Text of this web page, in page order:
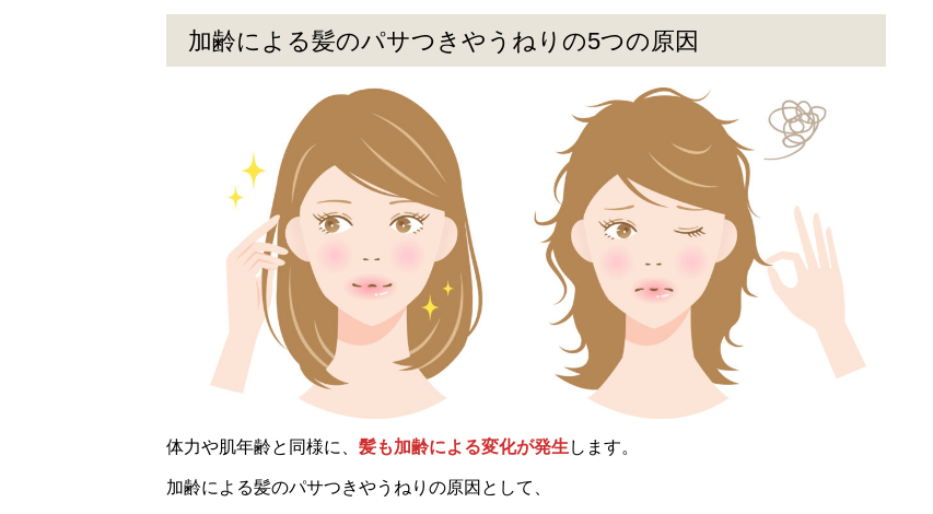
加齢による髪のパサつきやうねりの5つの原因
体力や肌年齢と同様に、 髪も加齢による変化が発生 します。
加齢による髪のパサつきやうねりの原因として、